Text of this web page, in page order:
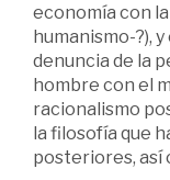
economía con
humanismo-?),
denuncia de la
hombre con el
racionalismo
la filosofía que
posteriores, así